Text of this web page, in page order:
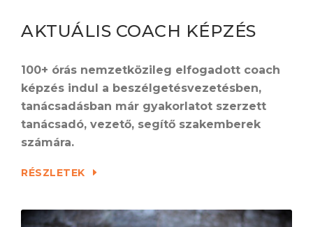
AKTUÁLIS COACH KÉPZÉS
100+ órás nemzetközileg elfogadott coach
képzés indul a beszélgetésvezetésben,
tanácsadásban már gyakorlatot szerzett
tanácsadó, vezető, segítő szakemberek
számára.
RÉSZLETEK